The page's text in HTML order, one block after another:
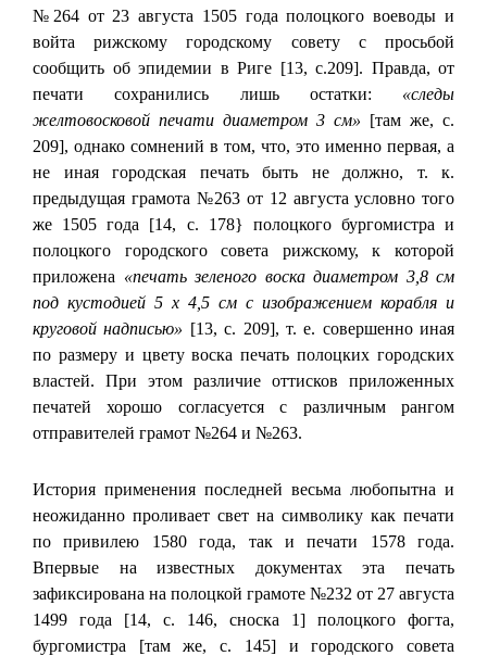
№264 от 23 августа 1505 года полоцкого воеводы и
войта рижскому городскому совету с просьбой
сообщить об эпидемии в Риге [13, с.209]. Правда, от
печати сохранились лишь остатки: «следы
желтовосковой печати диаметром 3 см» [там же, с.
209], однако сомнений в том, что, это именно первая, а
не иная городская печать быть не должно, т. к.
предыдущая грамота №263 от 12 августа условно того
же 1505 года [14, с. 178} полоцкого бургомистра и
полоцкого городского совета рижскому, к которой
приложена «печать зеленого воска диаметром 3,8 см
под кустодией 5 х 4,5 см с изображением корабля и
круговой надписью» [13, с. 209], т. е. совершенно иная
по размеру и цвету воска печать полоцких городских
властей. При этом различие оттисков приложенных
печатей хорошо согласуется с различным рангом
отправителей грамот №264 и №263.
История применения последней весьма любопытна и
неожиданно проливает свет на символику как печати
по привилею 1580 года, так и печати 1578 года.
Впервые на известных документах эта печать
зафиксирована на полоцкой грамоте №232 от 27 августа
1499 года [14, с. 146, сноска 1] полоцкого фогта,
бургомистра [там же, с. 145] и городского совета